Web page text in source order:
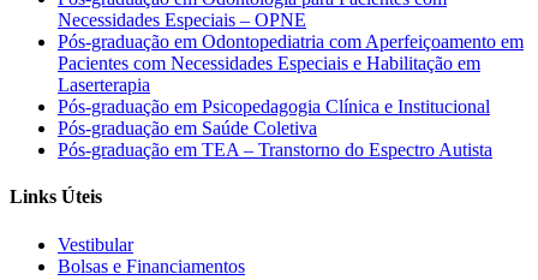
Necessidades Especiais – OPNE
Pós-graduação em Odontopediatria com Aperfeiçoamento em
Pacientes com Necessidades Especiais e Habilitação em
Laserterapia
Pós-graduação em Psicopedagogia Clínica e Institucional
Pós-graduação em Saúde Coletiva
Pós-graduação em TEA – Transtorno do Espectro Autista
Links Úteis
Vestibular
Bolsas e Financiamentos